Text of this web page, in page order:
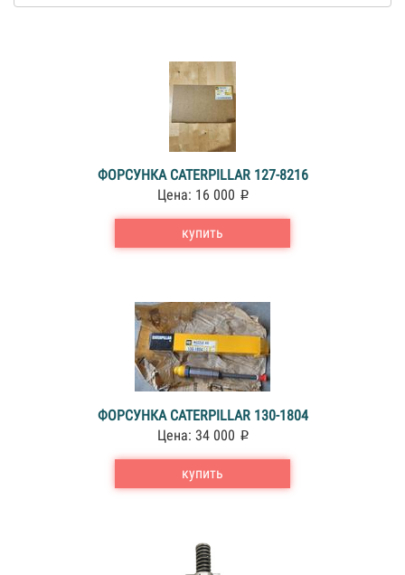
ФОРСУНКА CATERPILLAR 127-8216
Цена: 16 000
купить
ФОРСУНКА CATERPILLAR 130-1804
Цена: 34 000
купить